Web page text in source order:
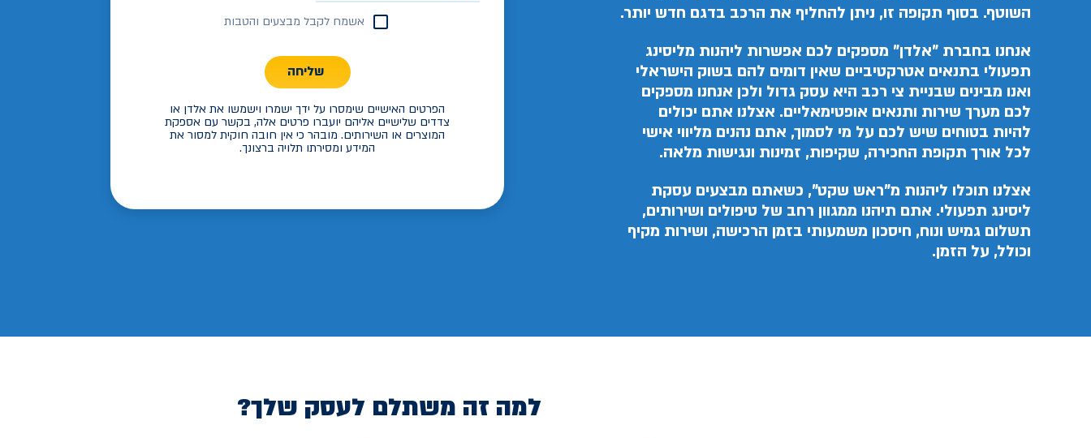
השוטף. בסוף תקופה זו, ניתן להחליף את הרכב בדגם חדש יותר.
אנחנו בחברת "אלדן" מספקים לכם אפשרות ליהנות מליסינג
תפעולי בתנאים אטרקטיביים שאין דומים להם בשוק הישראלי
ואנו מבינים שבניית צי רכב היא עסק גדול ולכן אנחנו מספקים
לכם מערך שירות ותנאים אופטימאליים. אצלנו אתם יכולים
להיות בטוחים שיש לכם על מי לסמוך, אתם נהנים מליווי אישי
לכל אורך תקופת החכירה, שקיפות, זמינות ונגישות מלאה.
אצלנו תוכלו ליהנות מ"ראש שקט", כשאתם מבצעים עסקת
ליסינג תפעולי. אתם תיהנו ממגוון רחב של טיפולים ושירותים,
תשלום גמיש ונוח, חיסכון משמעותי בזמן הרכישה, ושירות מקיף
וכולל, על הזמן.
אשמח לקבל מבצעים והטבות
שליחה
הפרטים האישיים שימסרו על ידך ישמרו וישמשו את אלדן או
צדדים שלישיים אליהם יועברו פרטים אלה, בקשר עם אספקת
המוצרים או השירותים. מובהר כי אין חובה חוקית למסור את
המידע ומסירתו תלויה ברצונך.
למה זה משתלם לעסק שלך?